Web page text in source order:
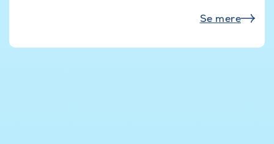
Se mere